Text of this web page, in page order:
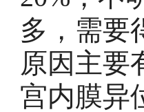
多，需要
原因主要
宫内膜异